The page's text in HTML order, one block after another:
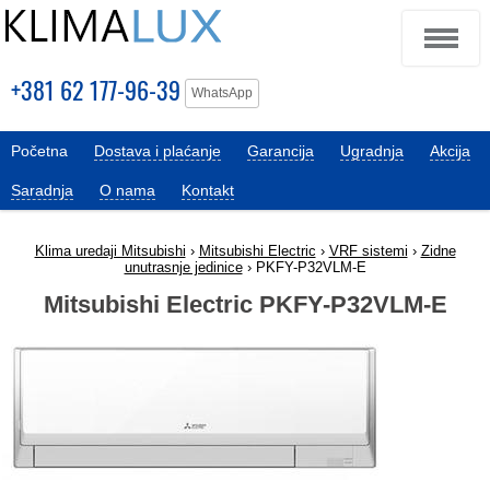
+381 62 177-96-39 WhatsApp
Početna Dostava i plaćanje Garancija Ugradnja Akcija
Saradnja O nama Kontakt
Klima uredaji Mitsubishi › Mitsubishi Electric › VRF sistemi › Zidne
unutrasnje jedinice› PKFY-P32VLM-E
Mitsubishi Electric PKFY-P32VLM-E